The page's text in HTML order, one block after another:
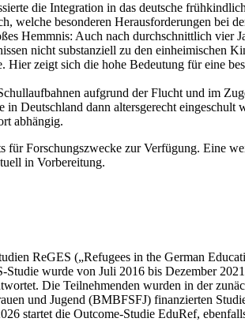
die Integration in das deutsche
welche besonderen Herausforderungen bei
Hemmnis: Auch nach durchschnittlich vier
nicht substanziell zu den einheimischen
Hier zeigt sich die hohe Bedeutung für eine
aufgrund der Flucht und im
Deutschland dann altersgerecht eingeschult
abhängig.
für Forschungszwecke zur Verfügung. Eine
in Vorbereitung.
ReGES („Refugees in the German
wurde von Juli 2016 bis Dezember
Die Teilnehmenden wurden in der
und Jugend (BMBFSFJ) finanzierten
startet die Outcome-Studie EduRef,